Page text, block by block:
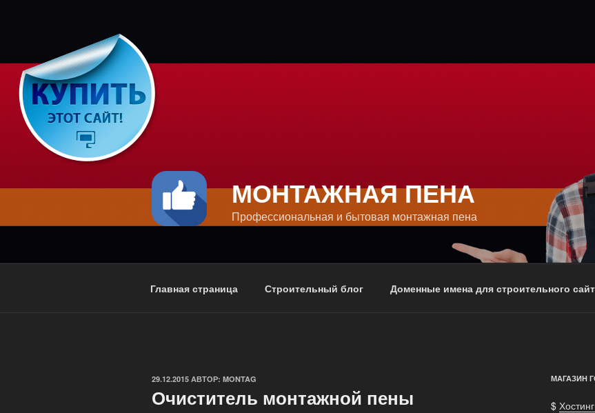
МОНТАЖНАЯ ПЕНА
Профессиональная и бытовая монтажная пена
Главная страница Строительный блог Доменные имена для строительного
ОПУБЛИКОВАНО
29.12.2015 АВТОР: MONTAG
Очиститель монтажной пены
МАГАЗИН
$